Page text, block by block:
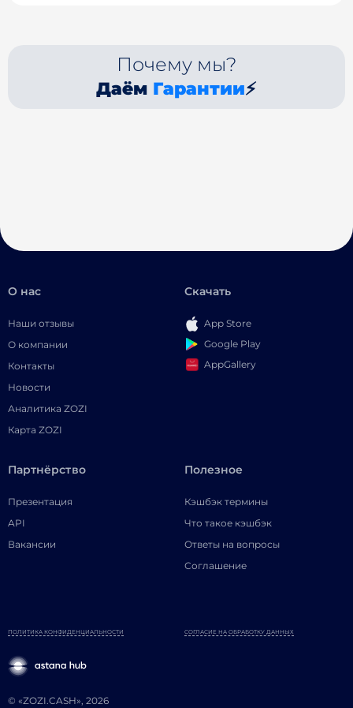
Почему мы?
Даём Гарантии⚡
О нас
Наши отзывы
О компании
Контакты
Новости
Аналитика ZOZI
Карта ZOZI
Скачать
App Store
Google Play
AppGallery
Партнёрство
Презентация
API
Вакансии
Полезное
Кэшбэк термины
Что такое кэшбэк
Ответы на вопросы
Соглашение
© «ZOZI.CASH», 2026
ПОЛИТИКА КОНФИДЕНЦИАЛЬНОСТИ СОГЛАСИЕ НА ОБРАБОТКУ ДАННЫХ